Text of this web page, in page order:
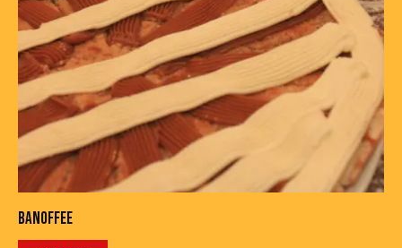
BANOFFEE